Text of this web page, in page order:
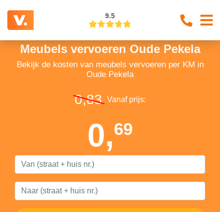
9.5
Meubels vervoeren Oude Pekela
Bekijk de kosten van meubels vervoeren per KM in
Oude Pekela
0,83 Vanaf prijs:
0,69